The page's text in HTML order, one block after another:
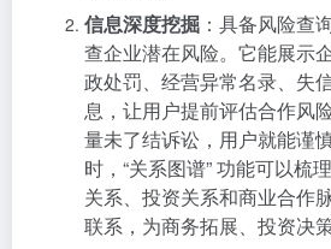
信息深度挖掘 ：具备风险查
查企业潜在风险。它能展示
政处罚、经营异常名录、失
息，让用户提前评估合作风
量未了结诉讼，用户就能谨
时，“关系图谱” 功能可以梳
关系、投资关系和商业合作
联系，为商务拓展、投资决